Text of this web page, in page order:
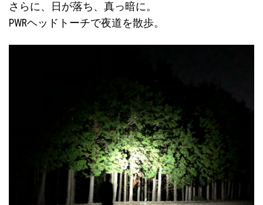
さらに、日が落ち、真っ暗に。
PWRヘッドトーチで夜道を散歩。